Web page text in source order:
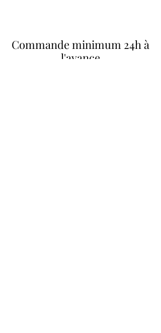
Commande minimum 24h à
l'avance